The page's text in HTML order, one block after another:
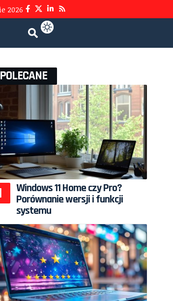
2026
POLECANE
Windows 11 Home czy Pro?
Porównanie wersji i funkcji
systemu